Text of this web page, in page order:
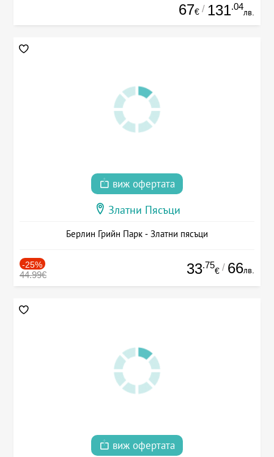
67€ / 131.04
лв.
виж офертата
Златни Пясъци
Берлин Грийн Парк - Златни пясъци
-25%
44.99€ 33.75
€ / 66лв.
виж офертата